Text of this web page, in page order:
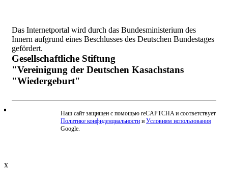
Das Internetportal wird durch das Bundesministerium des
Innern aufgrund eines Beschlusses des Deutschen Bundestages
gefördert.
Gesellschaftliche Stiftung
"Vereinigung der Deutschen Kasachstans
"Wiedergeburt"
Beschwerde einreichen
Наш сайт защищен с помощью reCAPTCHA и соответствует
Политике конфиденциальности и Условиям использования
Google.
x